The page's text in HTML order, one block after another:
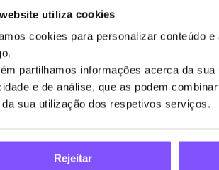
utiliza cookies
cookies para personalizar conteúdo
partilhamos informações acerca da
e de análise, que as podem
da sua utilização dos respetivos serviços.
Rejeitar
agitação lateral, você precisará de
de gravação à prova de som.
anterior nesta área, talvez seja
em produção de áudio,
é preciso, estaria olhando para uma